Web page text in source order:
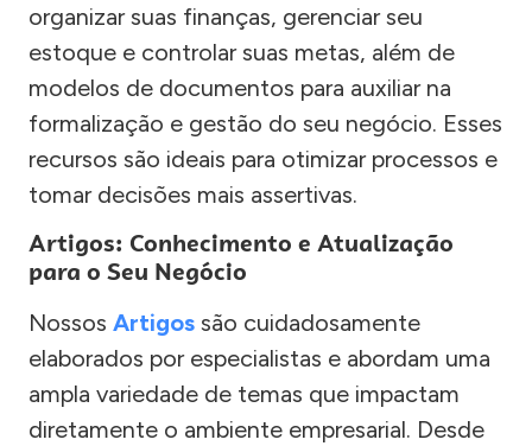
organizar suas finanças, gerenciar seu
estoque e controlar suas metas, além de
modelos de documentos para auxiliar na
formalização e gestão do seu negócio. Esses
recursos são ideais para otimizar processos e
tomar decisões mais assertivas.
Artigos: Conhecimento e Atualização
para o Seu Negócio
Nossos Artigos são cuidadosamente
elaborados por especialistas e abordam uma
ampla variedade de temas que impactam
diretamente o ambiente empresarial. Desde